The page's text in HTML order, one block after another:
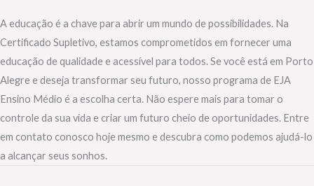
A educação é a chave para abrir um mundo de possibilidades. Na
Certificado Supletivo, estamos comprometidos em fornecer uma
educação de qualidade e acessível para todos. Se você está em Porto
Alegre e deseja transformar seu futuro, nosso programa de EJA
Ensino Médio é a escolha certa. Não espere mais para tomar o
controle da sua vida e criar um futuro cheio de oportunidades. Entre
em contato conosco hoje mesmo e descubra como podemos ajudá-lo
a alcançar seus sonhos.